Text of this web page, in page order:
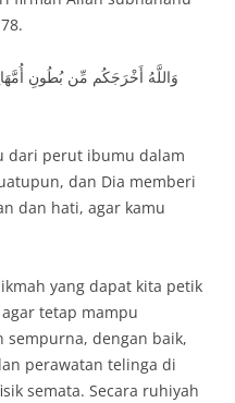
وَاللَّهُ أَخْرَجَكُم مِّن بُطُونِ
dari perut ibumu dalam
dan Dia memberi
dan hati, agar kamu
yang dapat kita petik
tetap mampu
sempurna, dengan baik,
perawatan telinga di
semata. Secara ruhiyah